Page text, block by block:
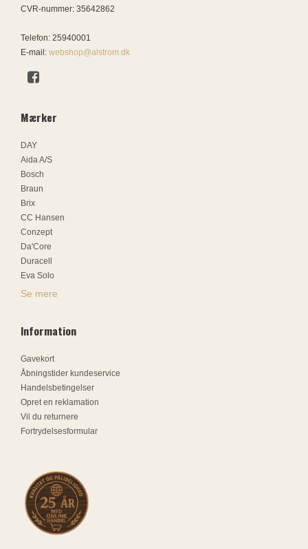
CVR-nummer: 35642862
Telefon: 25940001
E-mail : webshop@alstrom.dk
Mærker
DAY
Aida A/S
Bosch
Braun
Brix
CC Hansen
Conzept
Da'Core
Duracell
Eva Solo
Se mere
Information
Gavekort
Åbningstider kundeservice
Handelsbetingelser
Opret en reklamation
Vil du returnere
Fortrydelsesformular